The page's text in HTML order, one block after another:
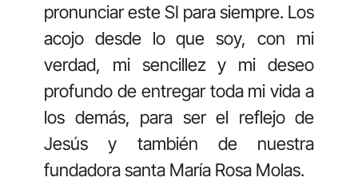
pronunciar este SI para siempre. Los
acojo desde lo que soy, con mi
verdad, mi sencillez y mi deseo
profundo de entregar toda mi vida a
los demás, para ser el reflejo de
Jesús y también de nuestra
fundadora santa María Rosa Molas.